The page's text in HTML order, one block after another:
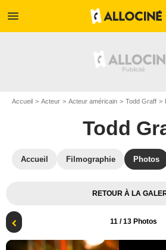
menu
Accueil Acteur Acteur américain Todd Graff
Todd
Accueil Filmographie Photos
RETOUR À LA
11/ 13 Photos